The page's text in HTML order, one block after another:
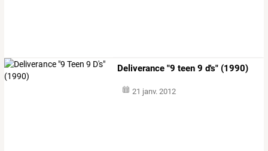
Deliverance "9 teen 9 d's" (1990)
21 janv. 2012